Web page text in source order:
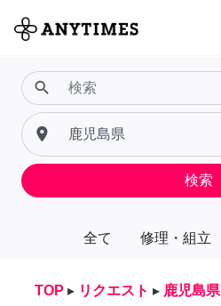
全て 修理・組立
search
place
検索
TOP ▸ リクエスト ▸ 鹿児島県